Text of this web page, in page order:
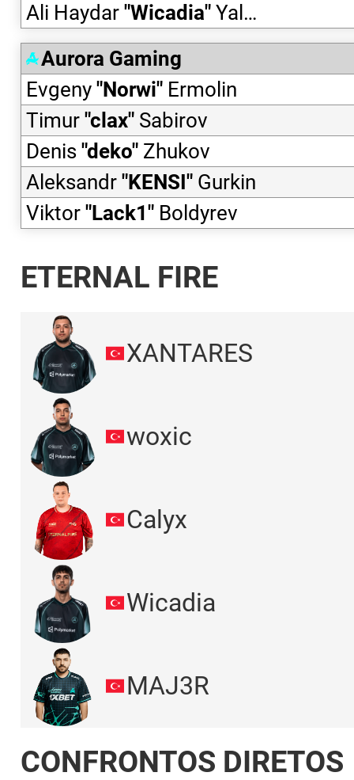
Ali Haydar "Wicadia" Yalçın
Aurora Gaming
Evgeny "Norwi" Ermolin
Timur "clax" Sabirov
Denis "deko" Zhukov
Aleksandr "KENSI" Gurkin
Viktor "Lack1" Boldyrev
ETERNAL FIRE
XANTARES
woxic
Calyx
Wicadia
MAJ3R
CONFRONTOS DIRETOS